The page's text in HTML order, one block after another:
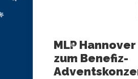
MLP
zum Benefiz-